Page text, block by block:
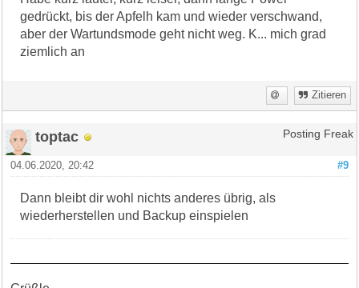
gedrückt, bis der Apfelh kam und wieder verschwand,
aber der Wartundsmode geht nicht weg. K... mich grad
ziemlich an
Zitieren
toptac Posting Freak
#9
04.06.2020, 20:42
Dann bleibt dir wohl nichts anderes übrig, als
wiederherstellen und Backup einspielen